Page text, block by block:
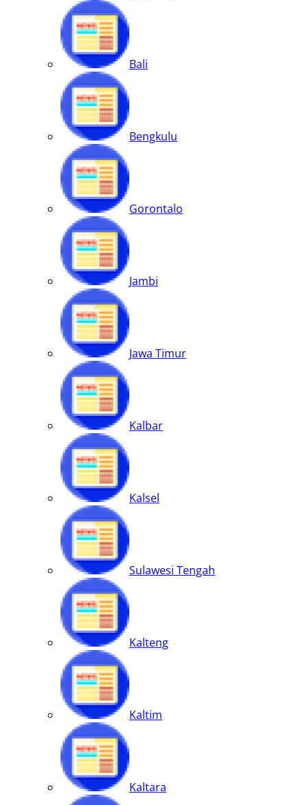
Bali
Bengkulu
Gorontalo
Jambi
Jawa Timur
Kalbar
Kalsel
Sulawesi Tengah
Kalteng
Kaltim
Kaltara